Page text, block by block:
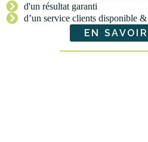
d'un résultat garanti
d’un service clients disponible
EN